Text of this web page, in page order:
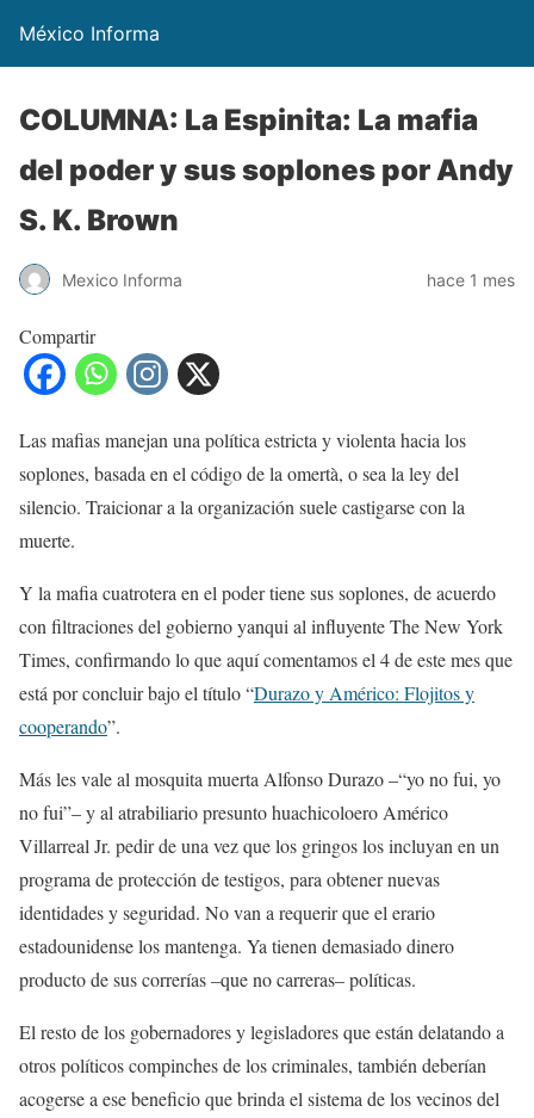
México Informa
COLUMNA: La Espinita: La mafia
del poder y sus soplones por Andy
S. K. Brown
Mexico Informa hace 1 mes
Compartir
Las mafias manejan una política estricta y violenta hacia los
soplones, basada en el código de la omertà, o sea la ley del
silencio. Traicionar a la organización suele castigarse con la
muerte.
Y la mafia cuatrotera en el poder tiene sus soplones, de acuerdo
con filtraciones del gobierno yanqui al influyente The New York
Times, confirmando lo que aquí comentamos el 4 de este mes que
está por concluir bajo el título “Durazo y Américo: Flojitos y
cooperando”.
Más les vale al mosquita muerta Alfonso Durazo –“yo no fui, yo
no fui”– y al atrabiliario presunto huachicoloero Américo
Villarreal Jr. pedir de una vez que los gringos los incluyan en un
programa de protección de testigos, para obtener nuevas
identidades y seguridad. No van a requerir que el erario
estadounidense los mantenga. Ya tienen demasiado dinero
producto de sus correrías –que no carreras– políticas.
El resto de los gobernadores y legisladores que están delatando a
otros políticos compinches de los criminales, también deberían
acogerse a ese beneficio que brinda el sistema de los vecinos del